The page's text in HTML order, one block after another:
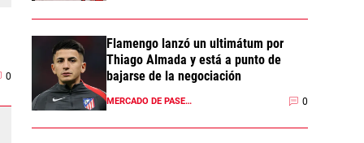
0
Flamengo lanzó un ultimátum por
Thiago Almada y está a punto de
bajarse de la negociación
MERCADO DE PASES 2026 0